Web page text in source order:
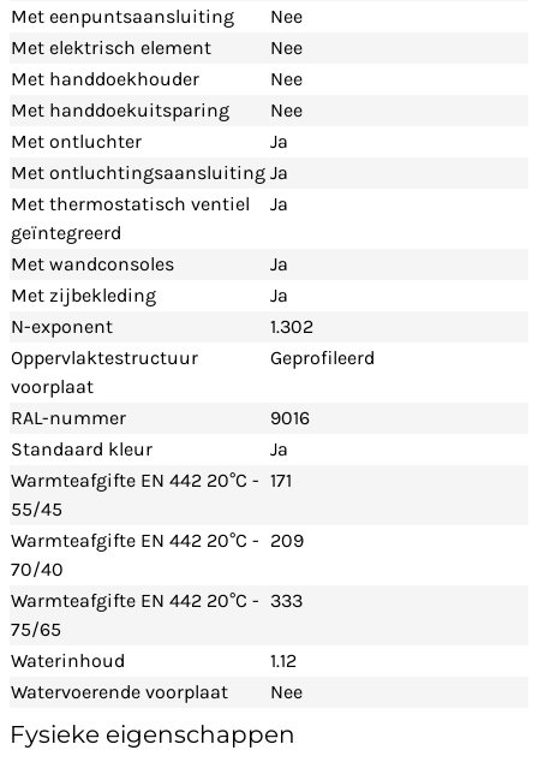
Met eenpuntsaansluiting
Nee
Met elektrisch element
Nee
Met handdoekhouder
Nee
Met handdoekuitsparing
Nee
Met ontluchter
Ja
Met ontluchtingsaansluiting Ja
Met thermostatisch ventiel
geïntegreerd
Ja
Met wandconsoles
Ja
Met zijbekleding
Ja
N-exponent
1.302
Oppervlaktestructuur
voorplaat
Geprofileerd
RAL-nummer
9016
Standaard kleur
Ja
Warmteafgifte EN 442 20°C -
55/45
171
Warmteafgifte EN 442 20°C -
70/40
209
Warmteafgifte EN 442 20°C -
75/65
333
Waterinhoud
1.12
Watervoerende voorplaat
Nee
Fysieke eigenschappen